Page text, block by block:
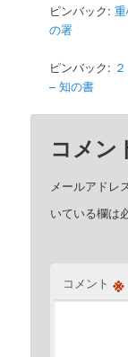
ピンバック:
の署
ピンバック:
– 知の書
コメン
メールアドレ
いている欄は
コメント ※